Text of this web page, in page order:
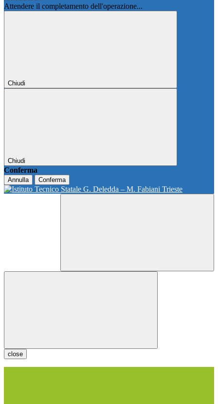
Attendere il completamento dell'operazione...
Chiudi
Chiudi
Conferma
Annulla Conferma
close